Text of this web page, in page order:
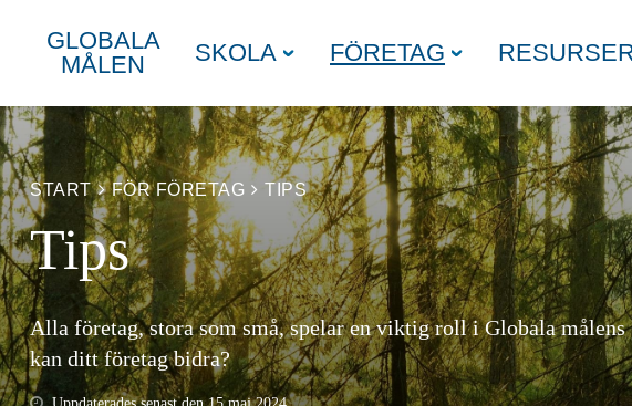
GLOBALA
MÅLEN
SKOLA FÖRETAG
START FÖR FÖRETAG TIPS
Tips
Alla företag, stora som små, spelar en viktig roll i Globala målens
kan ditt företag bidra?